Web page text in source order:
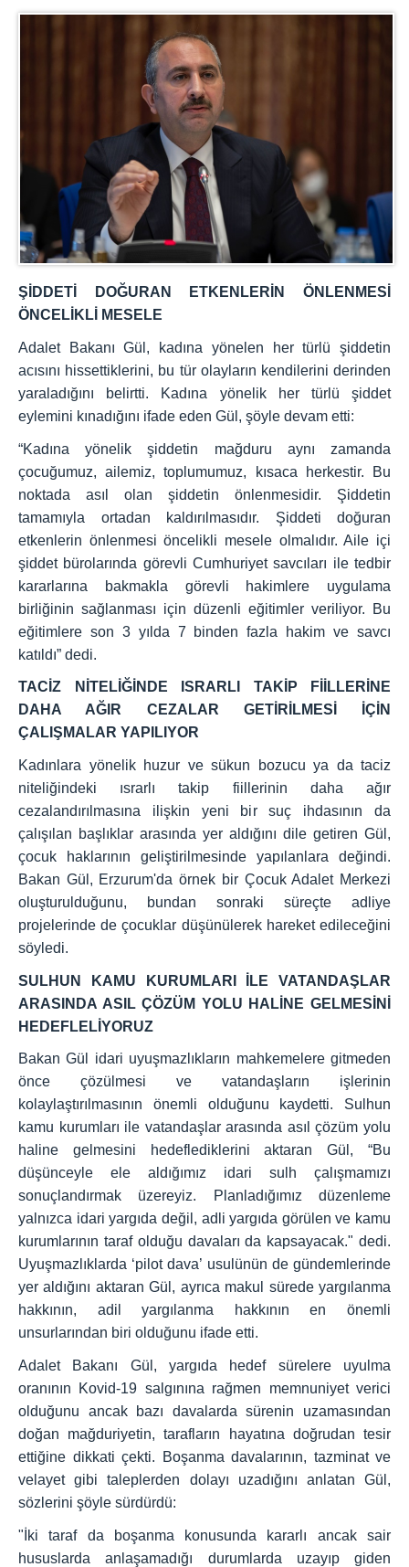
ŞİDDETİ DOĞURAN ETKENLERİN ÖNLENMESİ
ÖNCELİKLİ MESELE
Adalet Bakanı Gül, kadına yönelen her türlü şiddetin
acısını hissettiklerini, bu tür olayların kendilerini derinden
yaraladığını belirtti. Kadına yönelik her türlü şiddet
eylemini kınadığını ifade eden Gül, şöyle devam etti:
“Kadına yönelik şiddetin mağduru aynı zamanda
çocuğumuz, ailemiz, toplumumuz, kısaca herkestir. Bu
noktada asıl olan şiddetin önlenmesidir. Şiddetin
tamamıyla ortadan kaldırılmasıdır. Şiddeti doğuran
etkenlerin önlenmesi öncelikli mesele olmalıdır. Aile içi
şiddet bürolarında görevli Cumhuriyet savcıları ile tedbir
kararlarına bakmakla görevli hakimlere uygulama
birliğinin sağlanması için düzenli eğitimler veriliyor. Bu
eğitimlere son 3 yılda 7 binden fazla hakim ve savcı
katıldı” dedi.
TACİZ NİTELİĞİNDE ISRARLI TAKİP FİİLLERİNE
DAHA AĞIR CEZALAR GETİRİLMESİ İÇİN
ÇALIŞMALAR YAPILIYOR
Kadınlara yönelik huzur ve sükun bozucu ya da taciz
niteliğindeki ısrarlı takip fiillerinin daha ağır
cezalandırılmasına ilişkin yeni bir suç ihdasının da
çalışılan başlıklar arasında yer aldığını dile getiren Gül,
çocuk haklarının geliştirilmesinde yapılanlara değindi.
Bakan Gül, Erzurum'da örnek bir Çocuk Adalet Merkezi
oluşturulduğunu, bundan sonraki süreçte adliye
projelerinde de çocuklar düşünülerek hareket edileceğini
söyledi.
SULHUN KAMU KURUMLARI İLE VATANDAŞLAR
ARASINDA ASIL ÇÖZÜM YOLU HALİNE GELMESİNİ
HEDEFLELİYORUZ
Bakan Gül idari uyuşmazlıkların mahkemelere gitmeden
önce çözülmesi ve vatandaşların işlerinin
kolaylaştırılmasının önemli olduğunu kaydetti. Sulhun
kamu kurumları ile vatandaşlar arasında asıl çözüm yolu
haline gelmesini hedeflediklerini aktaran Gül, “Bu
düşünceyle ele aldığımız idari sulh çalışmamızı
sonuçlandırmak üzereyiz. Planladığımız düzenleme
yalnızca idari yargıda değil, adli yargıda görülen ve kamu
kurumlarının taraf olduğu davaları da kapsayacak." dedi.
Uyuşmazlıklarda ‘pilot dava’ usulünün de gündemlerinde
yer aldığını aktaran Gül, ayrıca makul sürede yargılanma
hakkının, adil yargılanma hakkının en önemli
unsurlarından biri olduğunu ifade etti.
Adalet Bakanı Gül, yargıda hedef sürelere uyulma
oranının Kovid-19 salgınına rağmen memnuniyet verici
olduğunu ancak bazı davalarda sürenin uzamasından
doğan mağduriyetin, tarafların hayatına doğrudan tesir
ettiğine dikkati çekti. Boşanma davalarının, tazminat ve
velayet gibi taleplerden dolayı uzadığını anlatan Gül,
sözlerini şöyle sürdürdü:
"İki taraf da boşanma konusunda kararlı ancak sair
hususlarda anlaşamadığı durumlarda uzayıp giden